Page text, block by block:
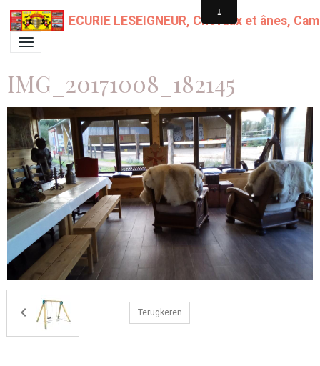
ECURIE LESEIGNEUR, Chevaux et ânes,
IMG_20171008_182145
Terugkeren